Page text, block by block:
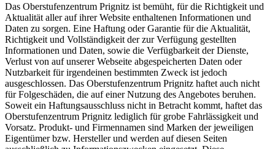
Das Oberstufenzentrum Prignitz ist bemüht, für die Richtigkeit und
Aktualität aller auf ihrer Website enthaltenen Informationen und
Daten zu sorgen. Eine Haftung oder Garantie für die Aktualität,
Richtigkeit und Vollständigkeit der zur Verfügung gestellten
Informationen und Daten, sowie die Verfügbarkeit der Dienste,
Verlust von auf unserer Webseite abgespeicherten Daten oder
Nutzbarkeit für irgendeinen bestimmten Zweck ist jedoch
ausgeschlossen. Das Oberstufenzentrum Prignitz haftet auch nicht
für Folgeschäden, die auf einer Nutzung des Angebotes beruhen.
Soweit ein Haftungsausschluss nicht in Betracht kommt, haftet das
Oberstufenzentrum Prignitz lediglich für grobe Fahrlässigkeit und
Vorsatz. Produkt- und Firmennamen sind Marken der jeweiligen
Eigentümer bzw. Hersteller und werden auf diesen Seiten